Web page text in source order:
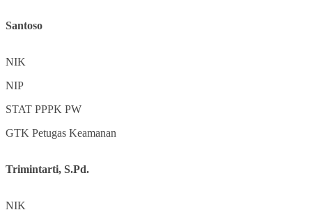
Santoso
NIK
NIP
STAT PPPK PW
GTK Petugas Keamanan
Trimintarti, S.Pd.
NIK